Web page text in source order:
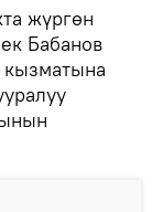
жүргөн
Бабанов